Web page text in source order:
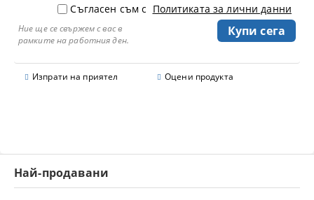
Съгласен съм с Политиката за лични данни
Ние ще се свържем с вас в
рамките на работния ден.
Изпрати на приятел Оцени продукта
Най-продавани